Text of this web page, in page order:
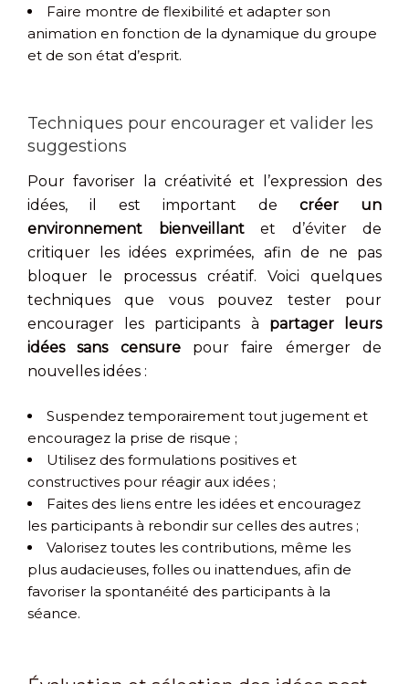
Faire montre de flexibilité et adapter son
animation en fonction de la dynamique du groupe
et de son état d’esprit.
Techniques pour encourager et valider les
suggestions
Pour favoriser la créativité et l’expression des
idées, il est important de créer un
environnement bienveillantet d’éviter de
critiquer les idées exprimées, afin de ne pas
bloquer le processus créatif. Voici quelques
techniques que vous pouvez tester pour
encourager les participants à partager leurs
idées sans censurepour faire émerger de
nouvelles idées :
Suspendez temporairement tout jugement et
encouragez la prise de risque ;
Utilisez des formulations positives et
constructives pour réagir aux idées ;
Faites des liens entre les idées et encouragez
les participants à rebondir sur celles des autres ;
Valorisez toutes les contributions, même les
plus audacieuses, folles ou inattendues, afin de
favoriser la spontanéité des participants à la
séance.